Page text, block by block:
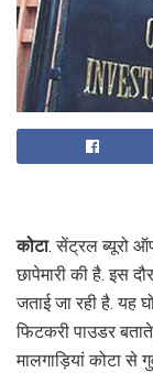
कोटा. सेंट्रल ब्यूरो
छापेमारी की है. इस
जताई जा रही है. यह
फिटकरी पाउडर
मालगाड़ियां कोटा से